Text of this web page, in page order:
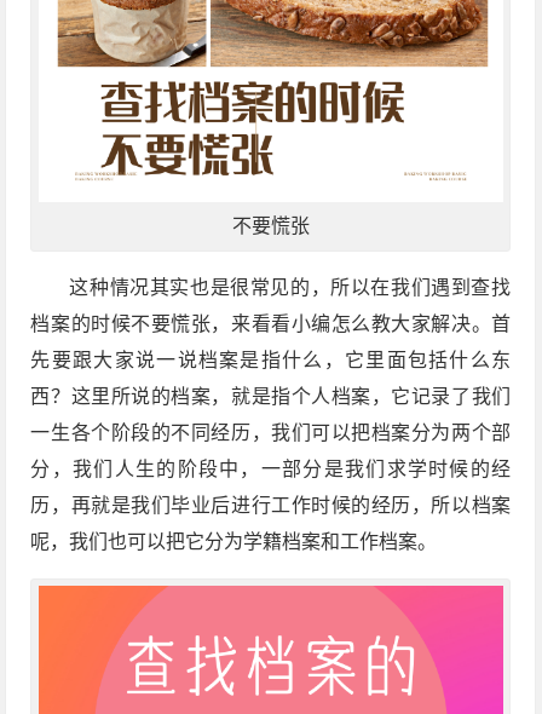
不要慌张
这种情况其实也是很常见的，所以在我们遇到查找
档案的时候不要慌张，来看看小编怎么教大家解决。首
先要跟大家说一说档案是指什么，它里面包括什么东
西？这里所说的档案，就是指个人档案，它记录了我们
一生各个阶段的不同经历，我们可以把档案分为两个部
分，我们人生的阶段中，一部分是我们求学时候的经
历，再就是我们毕业后进行工作时候的经历，所以档案
呢，我们也可以把它分为学籍档案和工作档案。